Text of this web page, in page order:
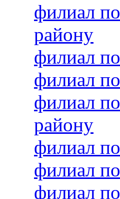
филиал
району
филиал
филиал
филиал
району
филиал
филиал
филиал